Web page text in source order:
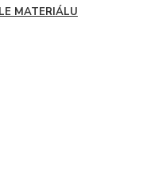
MATERIÁLU